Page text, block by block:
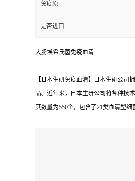
免疫原
是否进口
大肠埃希氏菌免疫血清
【日本生研免疫血清】日本生研公
品。近年来，日本生研公司将各种技
其数量为550个，包含了21类血清型